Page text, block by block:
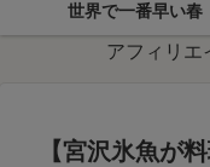
世界で一番早い春
アフィリエ
【宮沢氷魚が